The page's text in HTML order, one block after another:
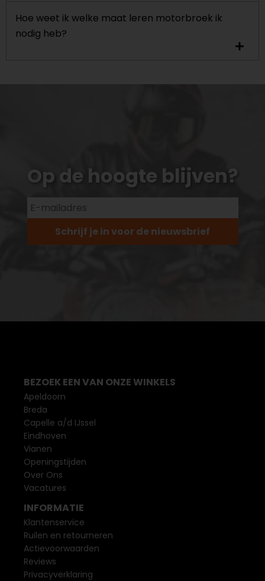
Hoe weet ik welke maat leren motorbroek ik
nodig heb?
Op de hoogte blijven?
Schrijf je in voor de nieuwsbrief
BEZOEK EEN VAN ONZE WINKELS
Apeldoorn
Breda
Capelle a/d IJssel
Eindhoven
Vianen
Openingstijden
Over Ons
Vacatures
INFORMATIE
Klantenservice
Ruilen en retourneren
Actievoorwaarden
Reviews
Privacyverklaring